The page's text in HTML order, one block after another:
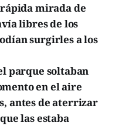
mirada de
libres de los
surgirles a los
parque soltaban
en el aire
antes de aterrizar
las estaba